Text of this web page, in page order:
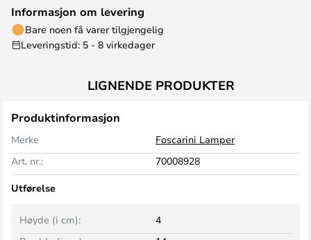
Informasjon om levering
Bare noen få varer tilgjengelig
Leveringstid: 5 - 8 virkedager
LIGNENDE PRODUKTER
Produktinformasjon
Merke
Foscarini Lamper
Art. nr.:
70008928
Utførelse
Høyde (i cm): 4